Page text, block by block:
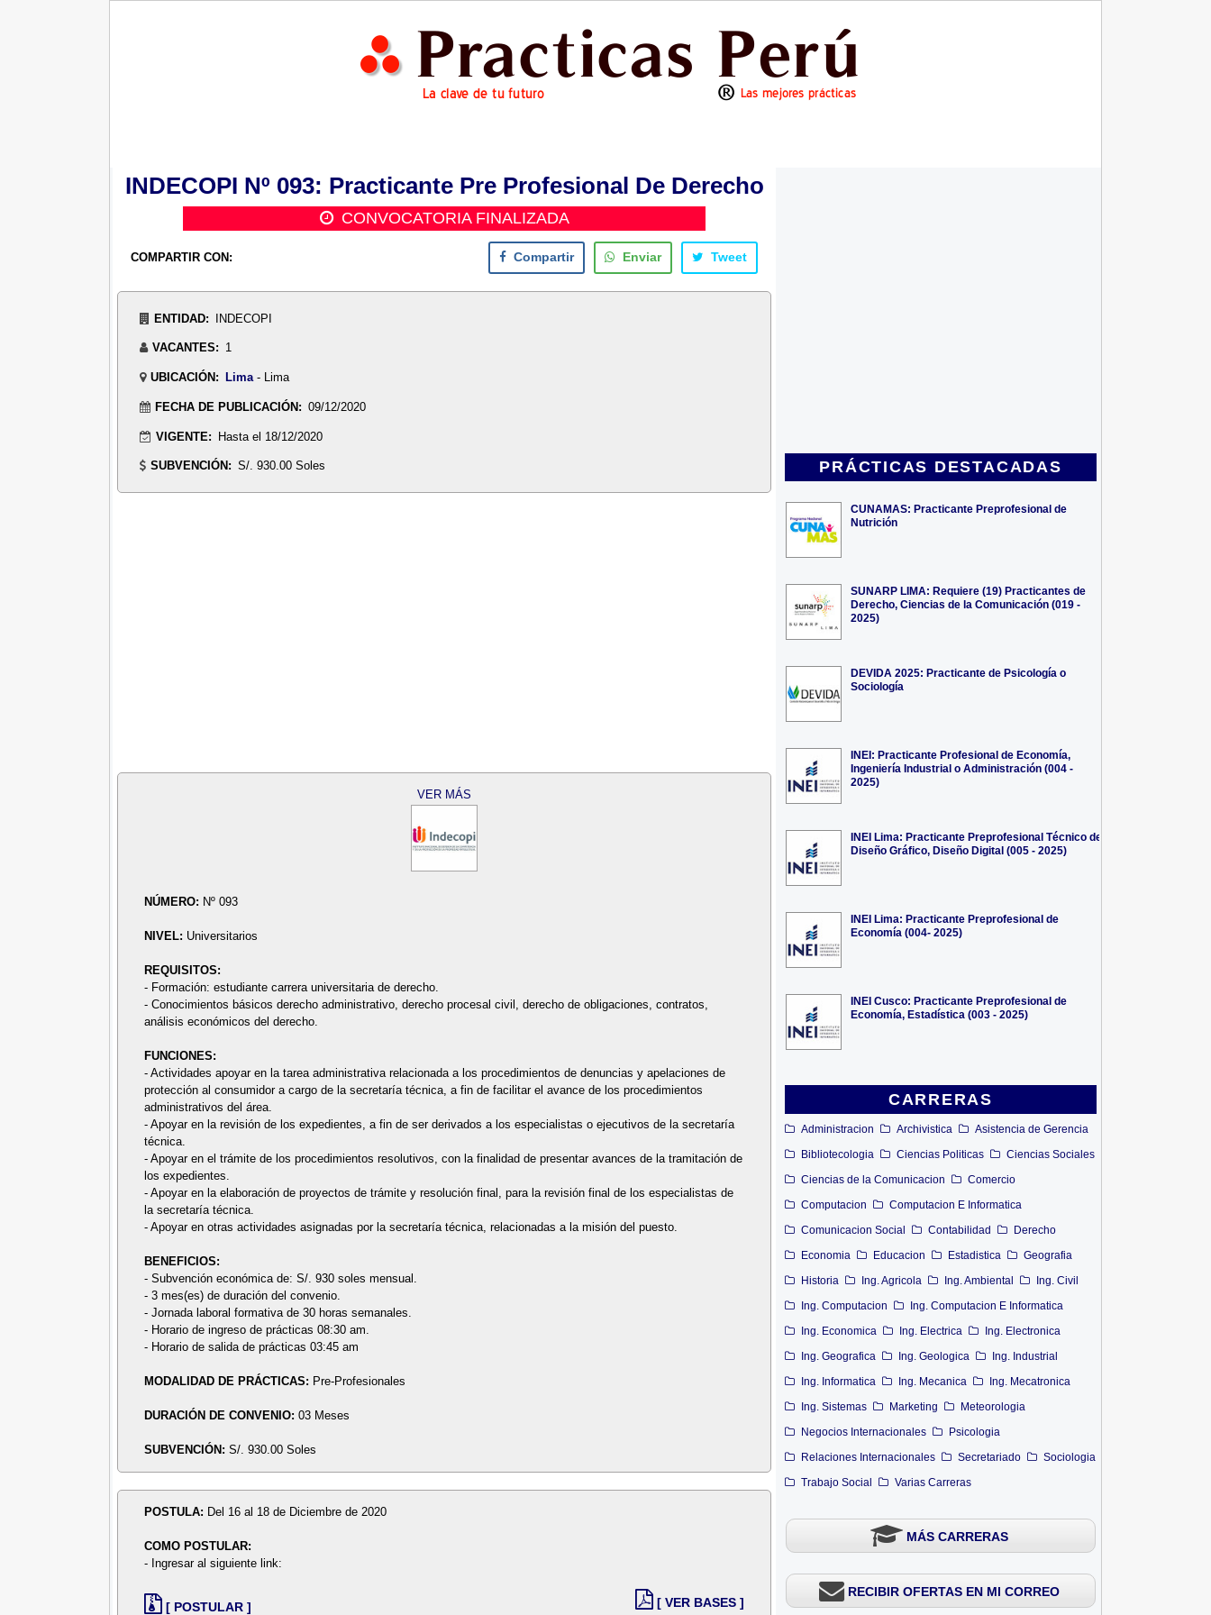
PRÁCTICAS DESTACADAS
CUNAMAS: Practicante Preprofesional de
Nutrición
SUNARP LIMA: Requiere (19) Practicantes de
Derecho, Ciencias de la Comunicación (019 -
2025)
DEVIDA 2025: Practicante de Psicología o
Sociología
INEI: Practicante Profesional de Economía,
Ingeniería Industrial o Administración (004 -
2025)
INEI Lima: Practicante Preprofesional Técnico de
Diseño Gráfico, Diseño Digital (005 - 2025)
INEI Lima: Practicante Preprofesional de
Economía (004- 2025)
INEI Cusco: Practicante Preprofesional de
Economía, Estadística (003 - 2025)
CARRERAS
Administracion Archivistica
Asistencia de Gerencia
Bibliotecologia
Ciencias Politicas
Ciencias Sociales
Ciencias de la Comunicacion
Comercio
Computacion
Computacion E Informatica
Comunicacion Social
Contabilidad
Derecho
Economia
Educacion Estadistica
Geografia
Historia
Ing. Agricola Ing. Ambiental
Ing. Civil
Ing. Computacion
Ing. Computacion E Informatica
Ing. Economica
Ing. Electrica
Ing. Electronica
Ing. Geografica
Ing. Geologica
Ing. Industrial
Ing. Informatica
Ing. Mecanica
Ing. Mecatronica
Ing. Sistemas
Marketing
Meteorologia
Negocios Internacionales
Psicologia
Relaciones Internacionales
Secretariado
Sociologia
Trabajo Social
Varias Carreras
MÁS CARRERAS
RECIBIR OFERTAS EN MI CORREO
INDECOPI Nº 093: Practicante Pre Profesional De Derecho
CONVOCATORIA FINALIZADA
COMPARTIR CON: Compartir Enviar Tweet
ENTIDAD: INDECOPI
VACANTES: 1
UBICACIÓN: Lima- Lima
FECHA DE PUBLICACIÓN: 09/12/2020
VIGENTE: Hasta el 18/12/2020
SUBVENCIÓN: S/. 930.00 Soles
VER MÁS
NÚMERO: Nº 093
NIVEL: Universitarios
REQUISITOS:
- Formación: estudiante carrera universitaria de derecho.
- Conocimientos básicos derecho administrativo, derecho procesal civil, derecho de obligaciones, contratos,
análisis económicos del derecho.
FUNCIONES:
- Actividades apoyar en la tarea administrativa relacionada a los procedimientos de denuncias y apelaciones de
protección al consumidor a cargo de la secretaría técnica, a fin de facilitar el avance de los procedimientos
administrativos del área.
- Apoyar en la revisión de los expedientes, a fin de ser derivados a los especialistas o ejecutivos de la secretaría
técnica.
- Apoyar en el trámite de los procedimientos resolutivos, con la finalidad de presentar avances de la tramitación de
los expedientes.
- Apoyar en la elaboración de proyectos de trámite y resolución final, para la revisión final de los especialistas de
la secretaría técnica.
- Apoyar en otras actividades asignadas por la secretaría técnica, relacionadas a la misión del puesto.
BENEFICIOS:
- Subvención económica de: S/. 930 soles mensual.
- 3 mes(es) de duración del convenio.
- Jornada laboral formativa de 30 horas semanales.
- Horario de ingreso de prácticas 08:30 am.
- Horario de salida de prácticas 03:45 am
MODALIDAD DE PRÁCTICAS: Pre-Profesionales
DURACIÓN DE CONVENIO:03 Meses
SUBVENCIÓN:S/. 930.00 Soles
POSTULA: Del 16 al 18 de Diciembre de 2020
COMO POSTULAR:
- Ingresar al siguiente link:
[ POSTULAR ] [ VER BASES ]